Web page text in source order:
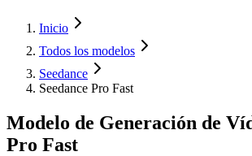
Inicio
Todos los modelos
Seedance
Seedance Pro Fast
Modelo de Generación de
Pro Fast